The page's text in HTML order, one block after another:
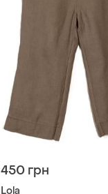
450 грн
Lola